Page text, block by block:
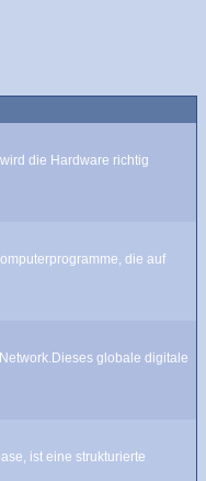
die Hardware richtig
die auf
globale digitale
ist eine strukturierte